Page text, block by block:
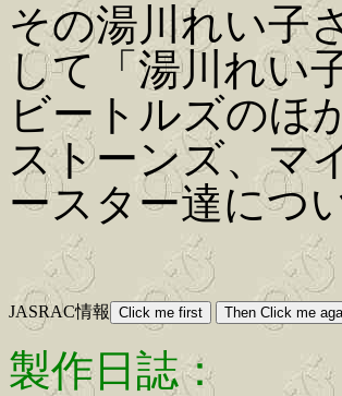
その湯川れい子
して「湯川れい
ビートルズのほ
ストーンズ、マ
ースター達につ
JASRAC情報
製作日誌：